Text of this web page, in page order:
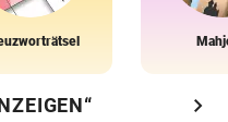
chevron_right